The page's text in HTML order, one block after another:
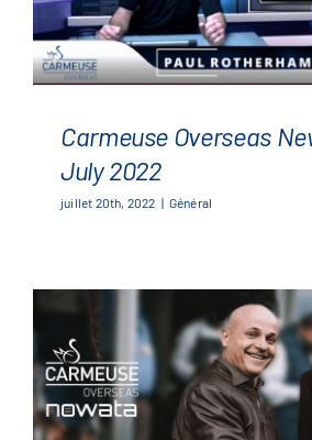
Carmeuse Overseas
Carmeuse Overseas
July 2022
juillet 20th, 2022 | Général